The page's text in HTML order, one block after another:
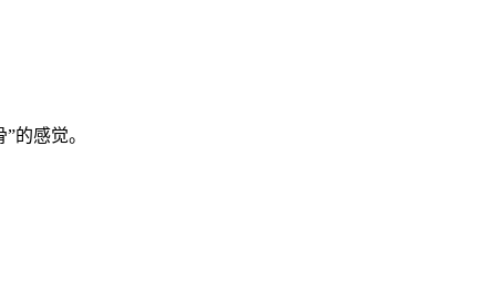
的感觉。